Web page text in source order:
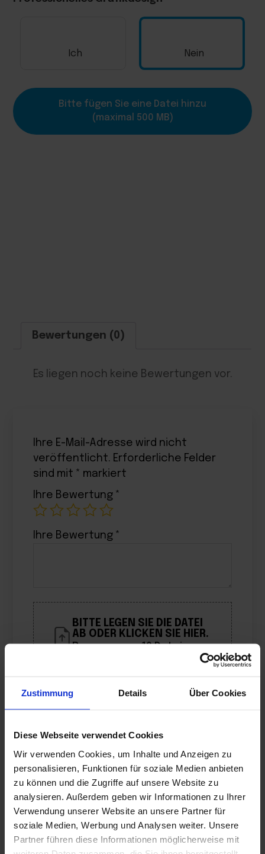
Zustimmung Details Über Cookies
Diese Webseite verwendet Cookies
Wir verwenden Cookies, um Inhalte und Anzeigen zu
personalisieren, Funktionen für soziale Medien anbieten
zu können und die Zugriffe auf unsere Website zu
analysieren. Außerdem geben wir Informationen zu Ihrer
Verwendung unserer Website an unsere Partner für
soziale Medien, Werbung und Analysen weiter. Unsere
Partner führen diese Informationen möglicherweise mit
Ich Nein
Bitte fügen Sie eine Datei hinzu
(maximal 500 MB)
Bewertungen (0)
Es liegen noch keine Bewertungen vor.
Ihre E-Mail-Adresse wird nicht
veröffentlicht. Erforderliche Felder
sind mit * markiert
Ihre Bewertung *
Ihre Bewertung *
BITTE LEGEN SIE DIE DATEI
AB ODER KLICKEN SIE HIER.
Begrenzung: 10 Dateien
Name*
E-Mail*
Bitte speichern Sie meinen Namen,
meine E-Mail-Adresse und meine
Website in diesem Browser für die
nächste Kommentierung.